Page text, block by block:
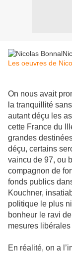
Les oeuvres de
On nous avait
la tranquillité
autant déçu les
cette France du
grandes
déçu, certains
vaincu de 97, ou
compagnon de
fonds publics
Kouchner,
politique le plus
bonheur le ravi
mesures
En réalité, on a